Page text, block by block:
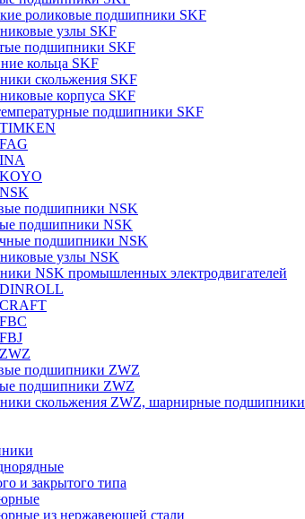
роликовые подшипники SKF
узлы SKF
подшипники SKF
кольца SKF
скольжения SKF
корпуса SKF
подшипники SKF
подшипники NSK
подшипники NSK
подшипники NSK
узлы NSK
NSK промышленных электродвигателей
подшипники ZWZ
подшипники ZWZ
скольжения ZWZ, шарнирные подшипники
и закрытого типа
из нержавеющей стали